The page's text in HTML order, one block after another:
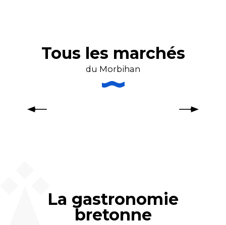
Tous les marchés
du Morbihan
Les marchés du Lundi
La gastronomie
bretonne